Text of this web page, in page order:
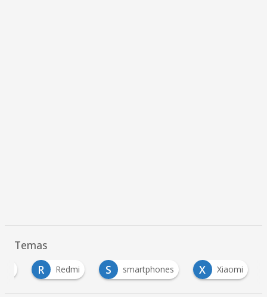
Temas
R Redmi S smartphones X Xiaomi